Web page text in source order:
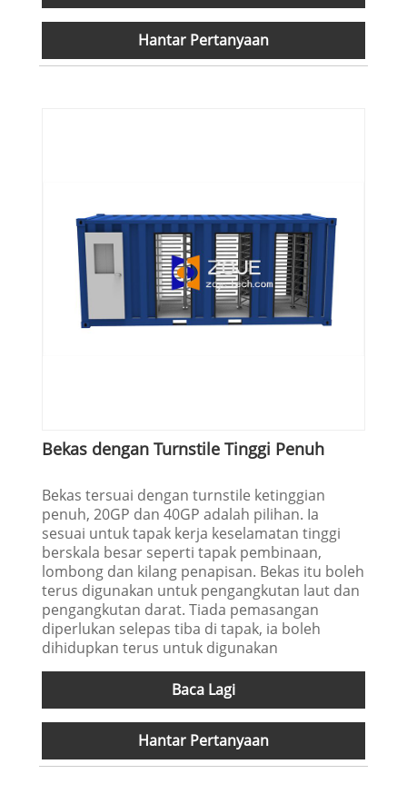
Hantar Pertanyaan
Bekas dengan Turnstile Tinggi Penuh
Bekas tersuai dengan turnstile ketinggian
penuh, 20GP dan 40GP adalah pilihan. Ia
sesuai untuk tapak kerja keselamatan tinggi
berskala besar seperti tapak pembinaan,
lombong dan kilang penapisan. Bekas itu boleh
terus digunakan untuk pengangkutan laut dan
pengangkutan darat. Tiada pemasangan
diperlukan selepas tiba di tapak, ia boleh
dihidupkan terus untuk digunakan
Baca Lagi
Hantar Pertanyaan